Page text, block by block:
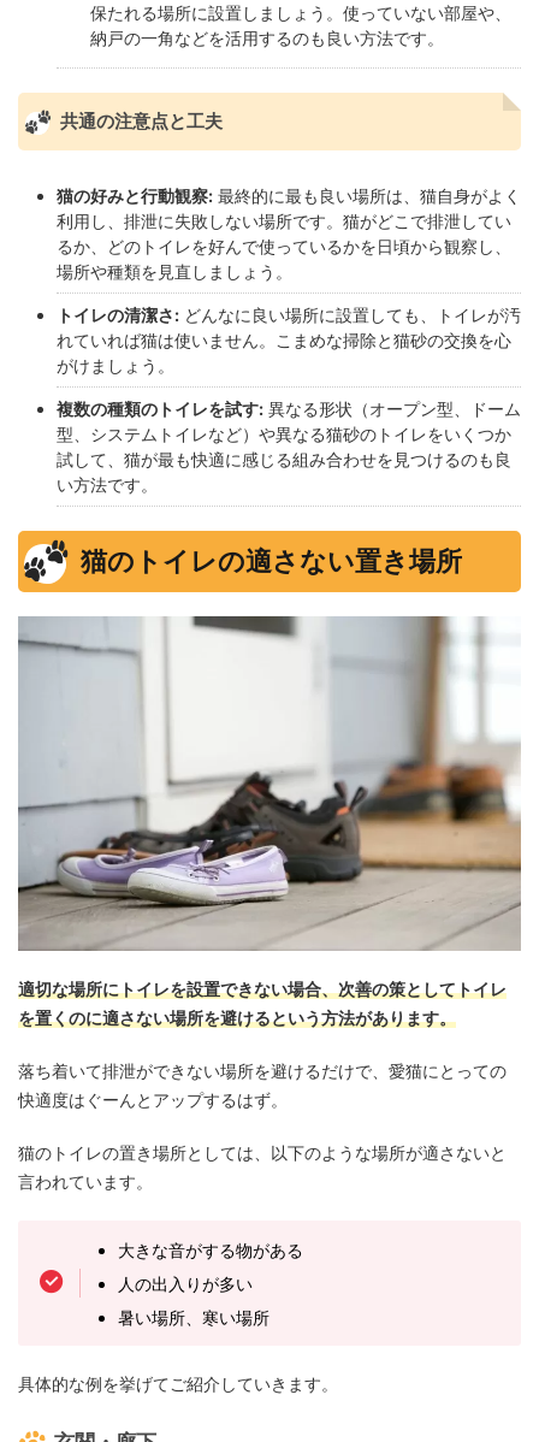
保たれる場所に設置しましょう。使っていない部屋や、
納戸の一角などを活用するのも良い方法です。
共通の注意点と工夫
猫の好みと行動観察: 最終的に最も良い場所は、猫自身がよく
利用し、排泄に失敗しない場所です。猫がどこで排泄してい
るか、どのトイレを好んで使っているかを日頃から観察し、
場所や種類を見直しましょう。
トイレの清潔さ: どんなに良い場所に設置しても、トイレが汚
れていれば猫は使いません。こまめな掃除と猫砂の交換を心
がけましょう。
複数の種類のトイレを試す: 異なる形状（オープン型、ドーム
型、システムトイレなど）や異なる猫砂のトイレをいくつか
試して、猫が最も快適に感じる組み合わせを見つけるのも良
い方法です。
猫のトイレの適さない置き場所
適切な場所にトイレを設置できない場合、次善の策としてトイレ
を置くのに適さない場所を避けるという方法があります。
落ち着いて排泄ができない場所を避けるだけで、愛猫にとっての
快適度はぐーんとアップするはず。
猫のトイレの置き場所としては、以下のような場所が適さないと
言われています。
大きな音がする物がある
人の出入りが多い
暑い場所、寒い場所
具体的な例を挙げてご紹介していきます。